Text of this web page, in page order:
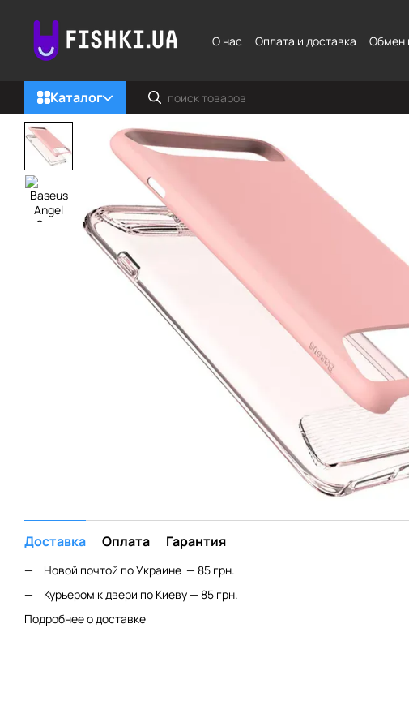
О нас
Оплата и доставка Обмен
Каталог
Доставка Оплата Гарантия
Новой почтой по Украине — 85 грн.
Курьером к двери по Киеву — 85 грн.
Подробнее о доставке